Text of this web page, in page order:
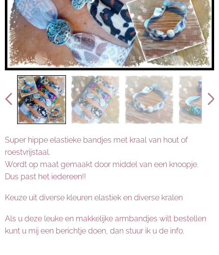
Super hippe elastieke bandjes met kraal van hout of
roestvrijstaal.
Wordt op maat gemaakt door middel van een knoopje.
Dus past het iedereen!!
Keuze uit diverse kleuren elastiek en diverse kralen
Als u deze leuke en makkelijke armbandjes wilt bestellen
kunt u mij een berichtje doen, dan stuur ik u de info.